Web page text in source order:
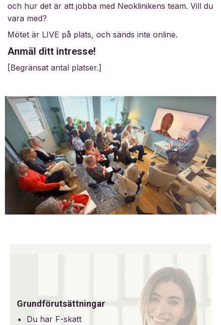
och hur det är att jobba med Neoklinikens team. Vill du
vara med?
Mötet är LIVE på plats, och sänds inte online.
Anmäl ditt intresse!
[Begränsat antal platser.]
Grundförutsättningar
Du har F-skatt